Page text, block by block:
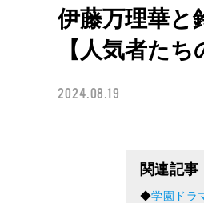
伊藤万理華と
【人気者た
2024.08.19
関連記事
◆学園ドラ